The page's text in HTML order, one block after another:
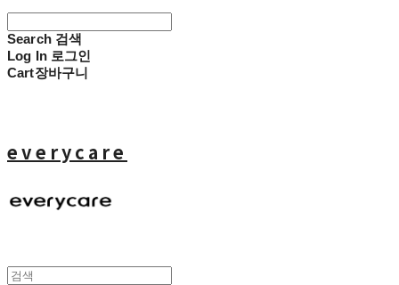
Search 검색
Log In 로그인
Cart장바구니
everycare